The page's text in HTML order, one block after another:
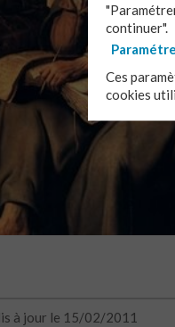
à jour le 15/02/2011
continuer".
Ces
cookies